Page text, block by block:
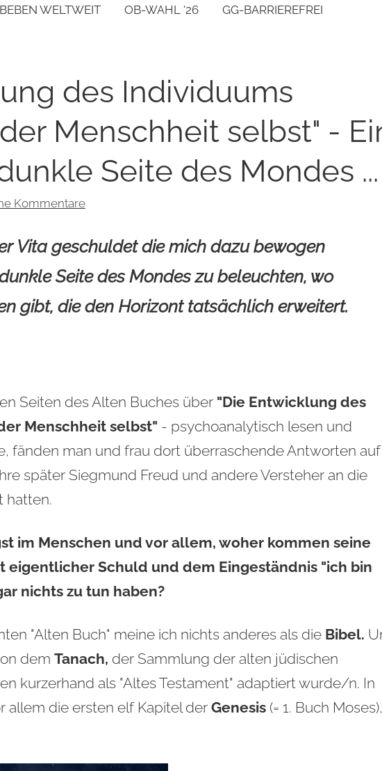
WELTWEIT OB-WAHL '26 GG-BARRIEREFREI
des Individuums
Menschheit selbst" -
Seite des Mondes ...
Kommentare
Vita geschuldet die mich dazu bewogen
Seite des Mondes zu beleuchten, wo
gibt, die den Horizont tatsächlich erweitert.
Seiten des Alten Buches über "Die Entwicklung des
Menschheit selbst" - psychoanalytisch lesen und
fänden man und frau dort überraschende Antworten auf
später Siegmund Freud und andere Versteher an die
hatten.
im Menschen und vor allem, woher kommen seine
eigentlicher Schuld und dem Eingeständnis "ich bin
nichts zu tun haben?
"Alten Buch" meine ich nichts anderes als die Bibel.
dem Tanach, der Sammlung der alten jüdischen
kurzerhand als "Altes Testament" adaptiert wurde/n. In
allem die ersten elf Kapitel der Genesis (= 1. Buch Moses),